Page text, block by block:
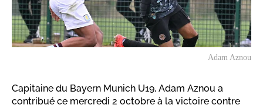
Adam Aznou
Capitaine du Bayern Munich U19, Adam Aznou a
contribué ce mercredi 2 octobre à la victoire contre